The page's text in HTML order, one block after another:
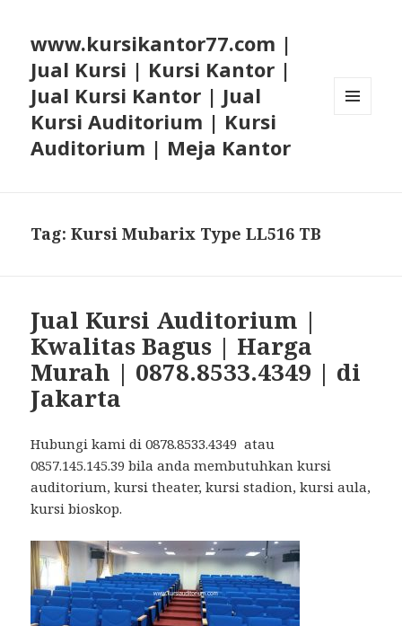
www.kursikantor77.com |
Jual Kursi | Kursi Kantor |
Jual Kursi Kantor | Jual
Kursi Auditorium | Kursi
Auditorium | Meja Kantor
Tag: Kursi Mubarix Type LL516 TB
Jual Kursi Auditorium |
Kwalitas Bagus | Harga
Murah | 0878.8533.4349 | di
Jakarta
Hubungi kami di 0878.8533.4349 atau
0857.145.145.39 bila anda membutuhkan kursi
auditorium, kursi theater, kursi stadion, kursi aula,
kursi bioskop.